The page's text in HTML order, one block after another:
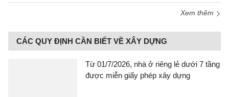
Xem thêm
CÁC QUY ĐỊNH CẦN BIẾT VỀ XÂY DỰNG
Từ 01/7/2026, nhà ở riêng lẻ dưới 7 tầng
được miễn giấy phép xây dựng